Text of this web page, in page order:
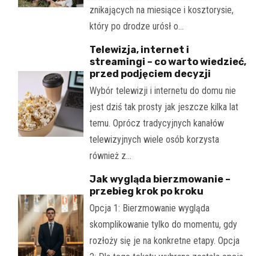
znikających na miesiące i kosztorysie,
który po drodze urósł o…
Telewizja, internet i
streamingi – co warto wiedzieć,
przed podjęciem decyzji
Wybór telewizji i internetu do domu nie
jest dziś tak prosty jak jeszcze kilka lat
temu. Oprócz tradycyjnych kanałów
telewizyjnych wiele osób korzysta
również z…
Jak wygląda bierzmowanie –
przebieg krok po kroku
Opcja 1: Bierzmowanie wygląda
skomplikowanie tylko do momentu, gdy
rozłoży się je na konkretne etapy. Opcja